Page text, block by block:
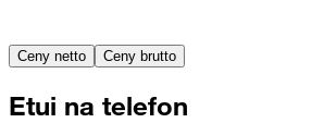
Ceny netto Ceny brutto
Etui na telefon